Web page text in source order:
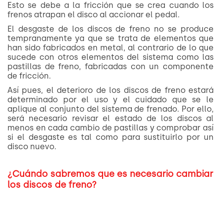
Esto se debe a la fricción que se crea cuando los
frenos atrapan el disco al accionar el pedal.
El desgaste de los discos de freno no se produce
tempranamente ya que se trata de elementos que
han sido fabricados en metal, al contrario de lo que
sucede con otros elementos del sistema como las
pastillas de freno, fabricadas con un componente
de fricción.
Así pues, el deterioro de los discos de freno estará
determinado por el uso y el cuidado que se le
aplique al conjunto del sistema de frenado. Por ello,
será necesario revisar el estado de los discos al
menos en cada cambio de pastillas y comprobar así
si el desgaste es tal como para sustituirlo por un
disco nuevo.
¿Cuándo sabremos que es necesario cambiar
los discos de freno?